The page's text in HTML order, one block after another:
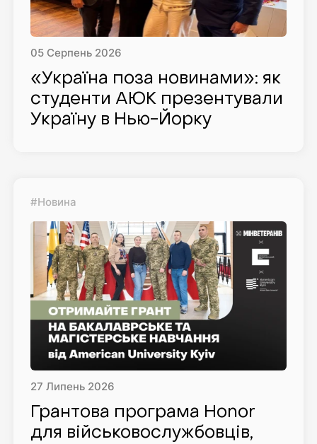
05 Серпень 2026
«Україна поза новинами»: як
студенти AЮK презентували
Україну в Нью-Йорку
#Новина
27Липень 2026
Грантова програма Honor
для військовослужбовців,